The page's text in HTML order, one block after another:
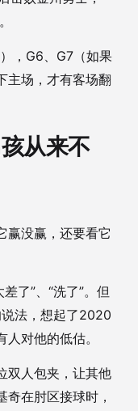
，G6、G7（如果
主场，才有客场翻
从来不
赢没赢，还要看它
了”、“洗了”。但
法，想起了2020
对他的低估。
双人包夹，让其他
在肘区接球时，